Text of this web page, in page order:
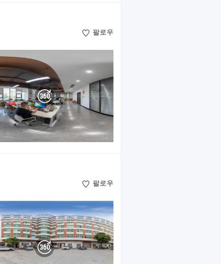
팔로우
팔로우